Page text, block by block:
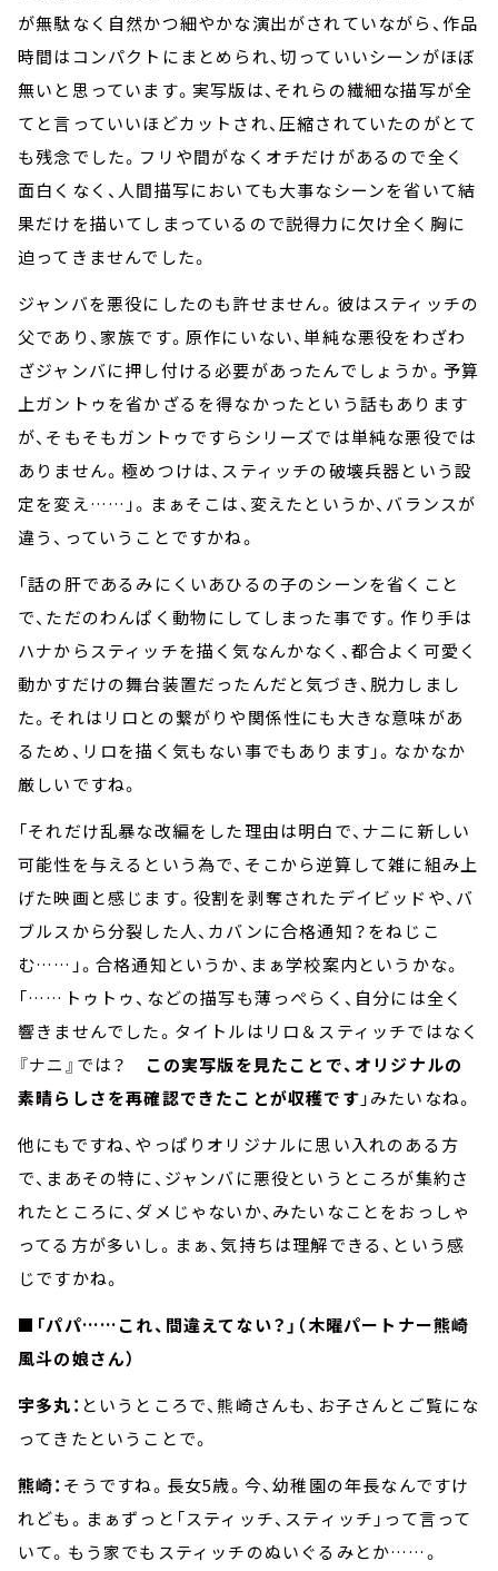
が無駄なく自然かつ細やかな演出がされていながら、作品
時間はコンパクトにまとめられ、切っていいシーンがほぼ
無いと思っています。実写版は、それらの繊細な描写が全
てと言っていいほどカットされ、圧縮されていたのがとて
も残念でした。フリや間がなくオチだけがあるので全く
面白くなく、人間描写においても大事なシーンを省いて結
果だけを描いてしまっているので説得力に欠け全く胸に
迫ってきませんでした。
ジャンバを悪役にしたのも許せません。彼はスティッチの
父であり、家族です。原作にいない、単純な悪役をわざわ
ざジャンバに押し付ける必要があったんでしょうか。予算
上ガントゥを省かざるを得なかったという話もあります
が、そもそもガントゥですらシリーズでは単純な悪役では
ありません。極めつけは、スティッチの破壊兵器という設
定を変え……」。まぁそこは、変えたというか、バランスが
違う、っていうことですかね。
「話の肝であるみにくいあひるの子のシーンを省くこと
で、ただのわんぱく動物にしてしまった事です。作り手は
ハナからスティッチを描く気なんかなく、都合よく可愛く
動かすだけの舞台装置だったんだと気づき、脱力しまし
た。それはリロとの繋がりや関係性にも大きな意味があ
るため、リロを描く気もない事でもあります」。なかなか
厳しいですね。
「それだけ乱暴な改編をした理由は明白で、ナニに新しい
可能性を与えるという為で、そこから逆算して雑に組み上
げた映画と感じます。役割を剥奪されたデイビッドや、バ
ブルスから分裂した人、カバンに合格通知？をねじこ
む……」。合格通知というか、まぁ学校案内というかな。
「……トゥトゥ、などの描写も薄っぺらく、自分には全く
響きませんでした。タイトルはリロ＆スティッチではなく
『ナニ』では？
この実写版を見たことで、オリジナルの
素晴らしさを再確認できたことが収穫です 」みたいなね。
他にもですね、やっぱりオリジナルに思い入れのある方
で、まあその特に、ジャンバに悪役というところが集約さ
れたところに、ダメじゃないか、みたいなことをおっしゃ
ってる方が多いし。まぁ、気持ちは理解できる、という感
じですかね。
■「パパ……これ、間違えてない？」（木曜パートナー熊崎
風斗の娘さん）
宇多丸： というところで、熊崎さんも、お子さんとご覧にな
ってきたということで。
熊崎： そうですね。長女5歳。今、幼稚園の年長なんですけ
れども。まぁずっと「スティッチ、スティッチ」って言って
いて。もう家でもスティッチのぬいぐるみとか……。